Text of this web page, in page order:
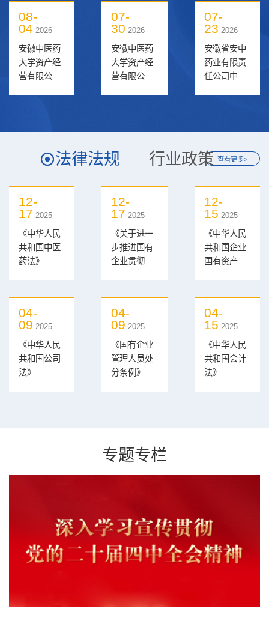
08-
04 2026
安徽中医药
大学资产经
营有限公司
07-
30 2026
安徽中医药
大学资产经
营有限公司
07-
23 2026
安徽省安中
药业有限责
任公司中药
法律法规 行业政策 查看更多>
12-
17 2025
《中华人民
共和国中医
药法》
12-
17 2025
《关于进一
步推进国有
企业贯彻落
12-
15 2025
《中华人民
共和国企业
国有资产
04-
09 2025
《中华人民
共和国公司
法》
04-
09 2025
《国有企业
管理人员处
分条例》
04-
15 2025
《中华人民
共和国会计
法》
专题专栏